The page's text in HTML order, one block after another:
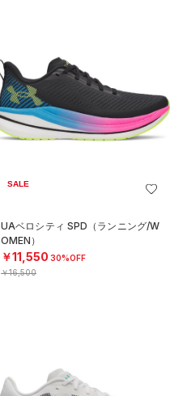
SALE
UAベロシティ SPD（ランニング/W
OMEN）
￥11,550 30%OFF
￥16,500